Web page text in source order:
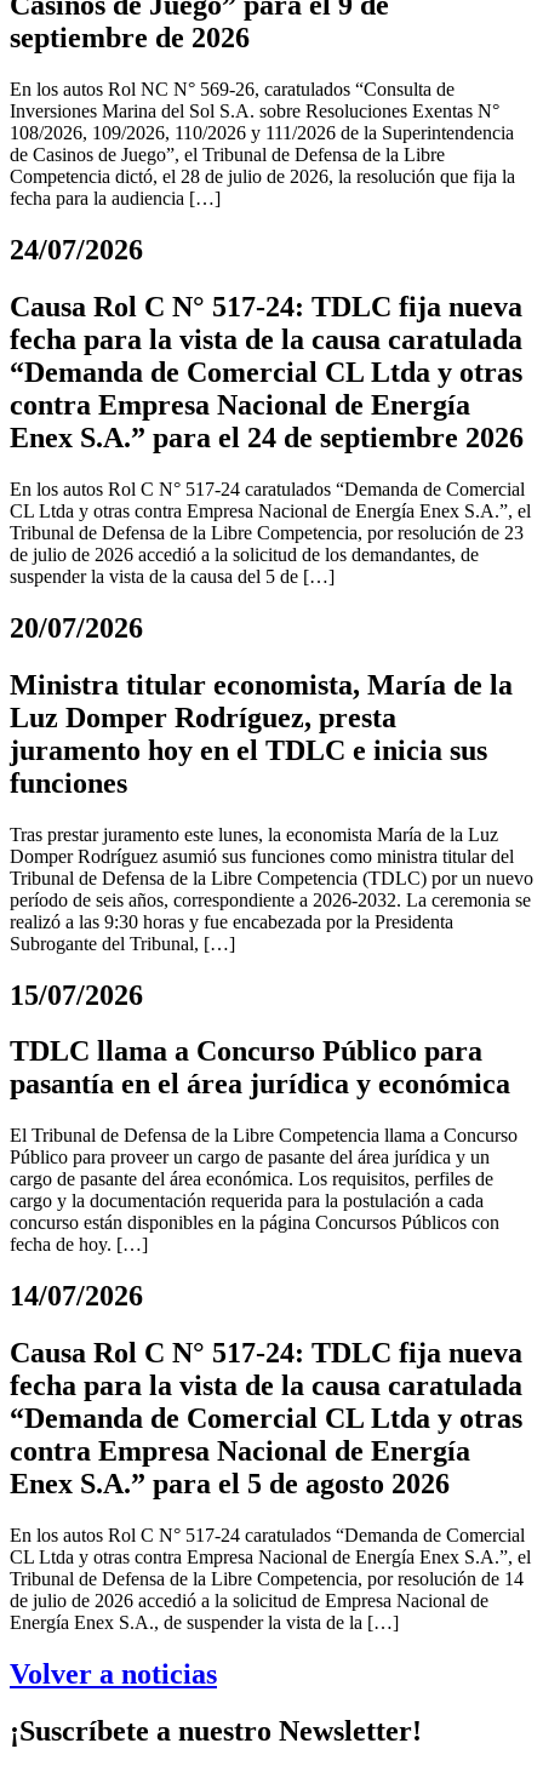
septiembre de 2026
En los autos Rol NC N° 569-26, caratulados “Consulta de
Inversiones Marina del Sol S.A. sobre Resoluciones Exentas N°
108/2026, 109/2026, 110/2026 y 111/2026 de la Superintendencia
de Casinos de Juego”, el Tribunal de Defensa de la Libre
Competencia dictó, el 28 de julio de 2026, la resolución que fija la
fecha para la audiencia […]
24/07/2026
Causa Rol C N° 517-24: TDLC fija nueva
fecha para la vista de la causa caratulada
“Demanda de Comercial CL Ltda y otras
contra Empresa Nacional de Energía
Enex S.A.” para el 24 de septiembre 2026
En los autos Rol C N° 517-24 caratulados “Demanda de Comercial
CL Ltda y otras contra Empresa Nacional de Energía Enex S.A.”, el
Tribunal de Defensa de la Libre Competencia, por resolución de 23
de julio de 2026 accedió a la solicitud de los demandantes, de
suspender la vista de la causa del 5 de […]
20/07/2026
Ministra titular economista, María de la
Luz Domper Rodríguez, presta
juramento hoy en el TDLC e inicia sus
funciones
Tras prestar juramento este lunes, la economista María de la Luz
Domper Rodríguez asumió sus funciones como ministra titular del
Tribunal de Defensa de la Libre Competencia (TDLC) por un nuevo
período de seis años, correspondiente a 2026-2032. La ceremonia se
realizó a las 9:30 horas y fue encabezada por la Presidenta
Subrogante del Tribunal, […]
15/07/2026
TDLC llama a Concurso Público para
pasantía en el área jurídica y económica
El Tribunal de Defensa de la Libre Competencia llama a Concurso
Público para proveer un cargo de pasante del área jurídica y un
cargo de pasante del área económica. Los requisitos, perfiles de
cargo y la documentación requerida para la postulación a cada
concurso están disponibles en la página Concursos Públicos con
fecha de hoy. […]
14/07/2026
Causa Rol C N° 517-24: TDLC fija nueva
fecha para la vista de la causa caratulada
“Demanda de Comercial CL Ltda y otras
contra Empresa Nacional de Energía
Enex S.A.” para el 5 de agosto 2026
En los autos Rol C N° 517-24 caratulados “Demanda de Comercial
CL Ltda y otras contra Empresa Nacional de Energía Enex S.A.”, el
Tribunal de Defensa de la Libre Competencia, por resolución de 14
de julio de 2026 accedió a la solicitud de Empresa Nacional de
Energía Enex S.A., de suspender la vista de la […]
Volver a noticias
¡Suscríbete a nuestro Newsletter!